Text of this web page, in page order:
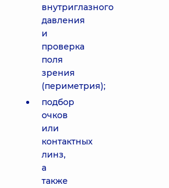
внутриглазного
давления
и
проверка
поля
зрения
(периметрия);
подбор
очков
или
контактных
линз,
а
также